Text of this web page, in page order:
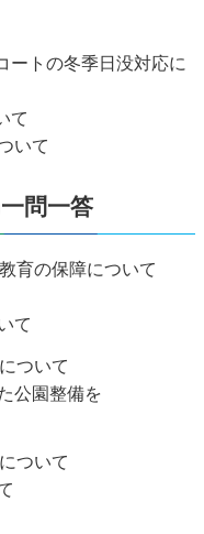
トの冬季日没対応に
て
いて
問一答
育の保障について
て
ついて
公園整備を
ついて